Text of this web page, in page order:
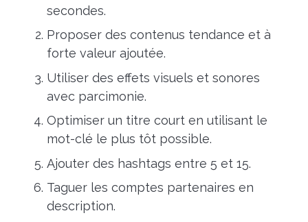
secondes.
Proposer des contenus tendance et à
forte valeur ajoutée.
Utiliser des effets visuels et sonores
avec parcimonie.
Optimiser un titre court en utilisant le
mot-clé le plus tôt possible.
Ajouter des hashtags entre 5 et 15.
Taguer les comptes partenaires en
description.